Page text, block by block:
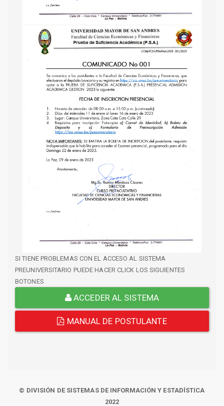
SI TIENE PROBLEMAS CON EL ACCESO AL SISTEMA
PREUNIVERSITARIO PUEDE HACER CLICK LOS SIGUIENTES
BOTONES
ACCEDER AL SISTEMA
MANUAL DE POSTULANTE
© DIVISIÓN DE SISTEMAS DE INFORMACIÓN Y ESTADÍSTICA
2022